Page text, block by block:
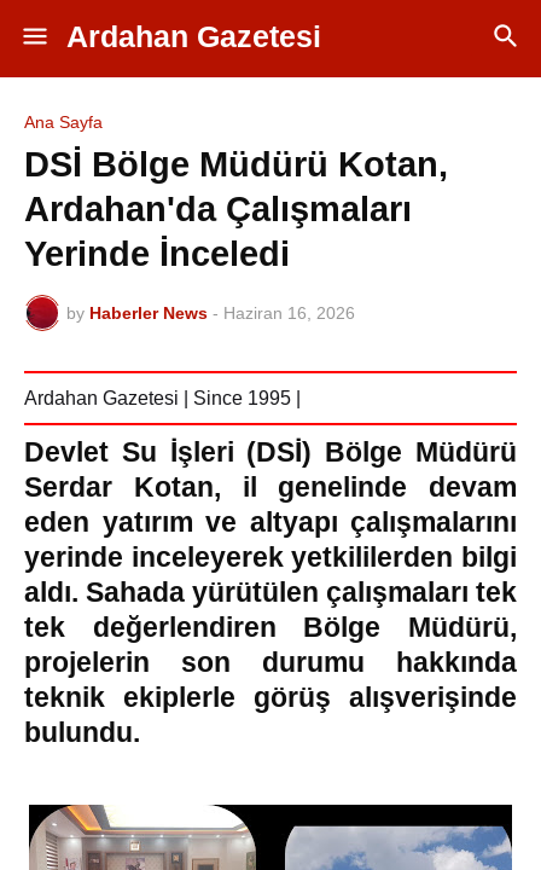
Ardahan Gazetesi
Ana Sayfa
DSİ Bölge Müdürü Kotan,
Ardahan'da Çalışmaları
Yerinde İnceledi
by Haberler News - Haziran 16, 2026
Ardahan Gazetesi | Since 1995 |
Devlet Su İşleri (DSİ) Bölge Müdürü
Serdar Kotan, il genelinde devam
eden yatırım ve altyapı çalışmalarını
yerinde inceleyerek yetkililerden bilgi
aldı. Sahada yürütülen çalışmaları tek
tek değerlendiren Bölge Müdürü,
projelerin son durumu hakkında
teknik ekiplerle görüş alışverişinde
bulundu.